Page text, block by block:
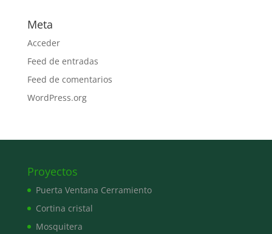
Meta
Acceder
Feed de entradas
Feed de comentarios
WordPress.org
Proyectos
Puerta Ventana Cerramiento
Cortina cristal
Mosquitera